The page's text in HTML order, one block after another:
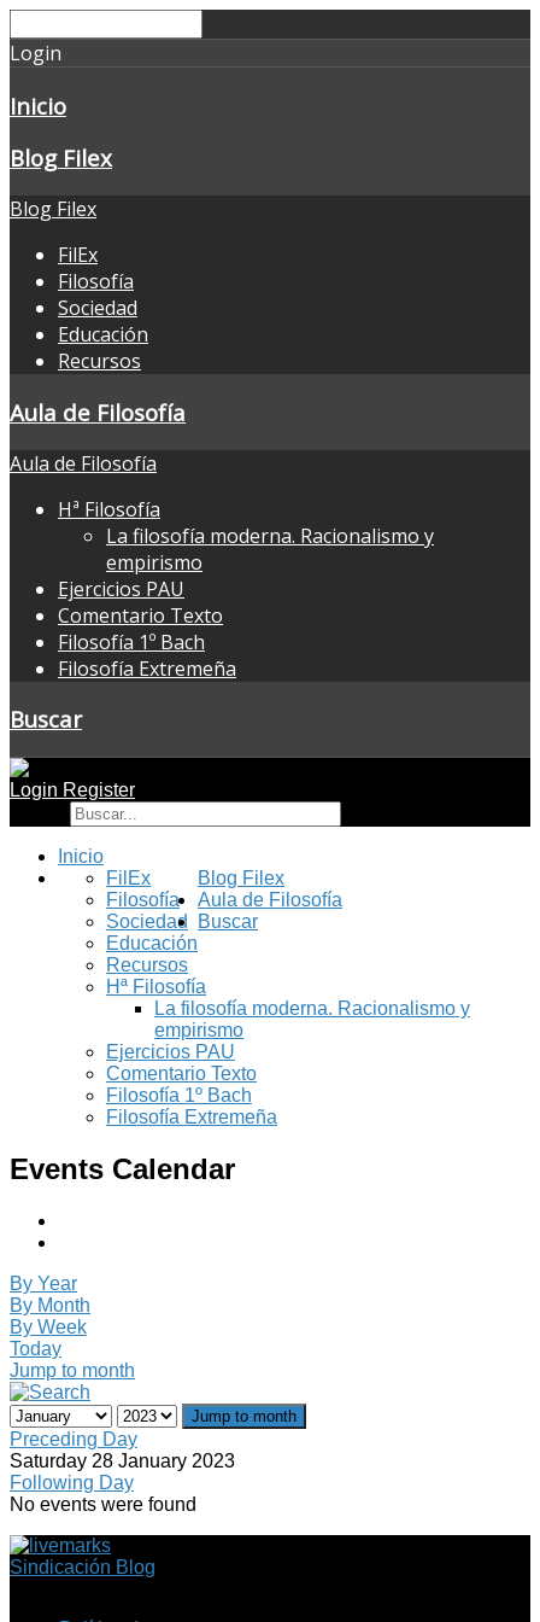
Login
Inicio
Blog Filex
Blog Filex
FilEx
Filosofía
Sociedad
Educación
Recursos
Aula de Filosofía
Aula de Filosofía
Hª Filosofía
La filosofía moderna. Racionalismo y
empirismo
Ejercicios PAU
Comentario Texto
Filosofía 1º Bach
Filosofía Extremeña
Buscar
Login Register
Inicio
Blog Filex
FilEx
Filosofía
Sociedad
Educación
Recursos
Aula de Filosofía
Hª Filosofía
La filosofía moderna. Racionalismo y
empirismo
Ejercicios PAU
Comentario Texto
Filosofía 1º Bach
Filosofía Extremeña
Buscar
Events Calendar
By Year
By Month
By Week
Today
Jump to month
Jump to month
Preceding Day
Saturday 28 January 2023
Following Day
No events were found
Sindicación Blog